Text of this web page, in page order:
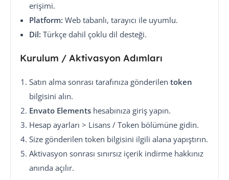
erişimi.
Platform: Web tabanlı, tarayıcı ile uyumlu.
Dil: Türkçe dahil çoklu dil desteği.
Kurulum / Aktivasyon Adımları
Satın alma sonrası tarafınıza gönderilen token
bilgisini alın.
Envato Elements hesabınıza giriş yapın.
Hesap ayarları > Lisans / Token bölümüne gidin.
Size gönderilen token bilgisini ilgili alana yapıştırın.
Aktivasyon sonrası sınırsız içerik indirme hakkınız
anında açılır.